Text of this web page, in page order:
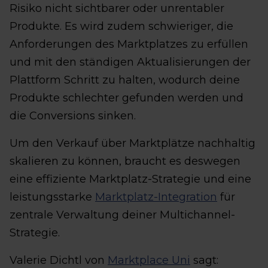
Risiko nicht sichtbarer oder unrentabler
Produkte. Es wird zudem schwieriger, die
Anforderungen des Marktplatzes zu erfüllen
und mit den ständigen Aktualisierungen der
Plattform Schritt zu halten, wodurch deine
Produkte schlechter gefunden werden und
die Conversions sinken.
Um den Verkauf über Marktplätze nachhaltig
skalieren zu können, braucht es deswegen
eine effiziente Marktplatz-Strategie und eine
leistungsstarke Marktplatz-Integration für
zentrale Verwaltung deiner Multichannel-
Strategie.
Valerie Dichtl von Marktplace Uni sagt: